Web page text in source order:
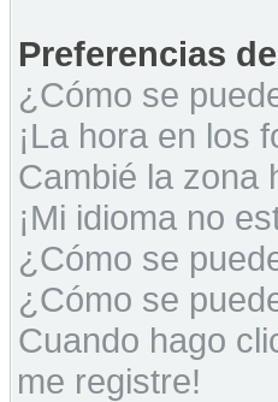
Preferencias
¿Cómo se
¡La hora en los
Cambié la zona
¡Mi idioma no
¿Cómo se
¿Cómo se
Cuando hago
me registre!